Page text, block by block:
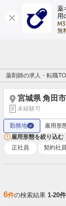
薬
用
無
薬剤師の求人・転職
宮城県 角田市
未経験可
勤務地 ✓ 雇用形
雇用形態を絞り込む
正社員
契約社員
6件の検索結果 1-20件